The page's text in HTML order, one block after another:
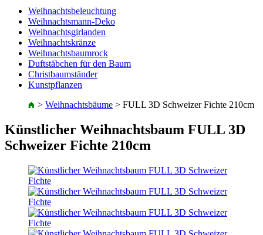
Weihnachtsbeleuchtung
Weihnachtsmann-Deko
Weihnachtsgirlanden
Weihnachtskränze
Weihnachtsbaumrock
Duftstäbchen für den Baum
Christbaumständer
Kunstpflanzen
> Weihnachtsbäume > FULL 3D Schweizer Fichte 210cm
Künstlicher Weihnachtsbaum FULL 3D
Schweizer Fichte 210cm